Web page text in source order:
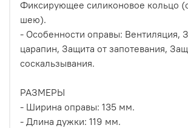
Фиксирующее силиконовое кольцо
шею).
- Особенности оправы: Вентиляция,
царапин, Защита от запотевания,
соскальзывания.
РАЗМЕРЫ
- Ширина оправы: 135 мм.
- Длина дужки: 119 мм.